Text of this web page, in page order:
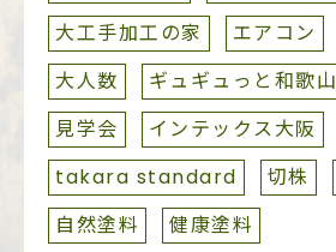
大工手加工の家
エアコン
大人数
ギュギュっと和歌山
見学会
インテックス大阪
takara standard
切株
自然塗料
健康塗料